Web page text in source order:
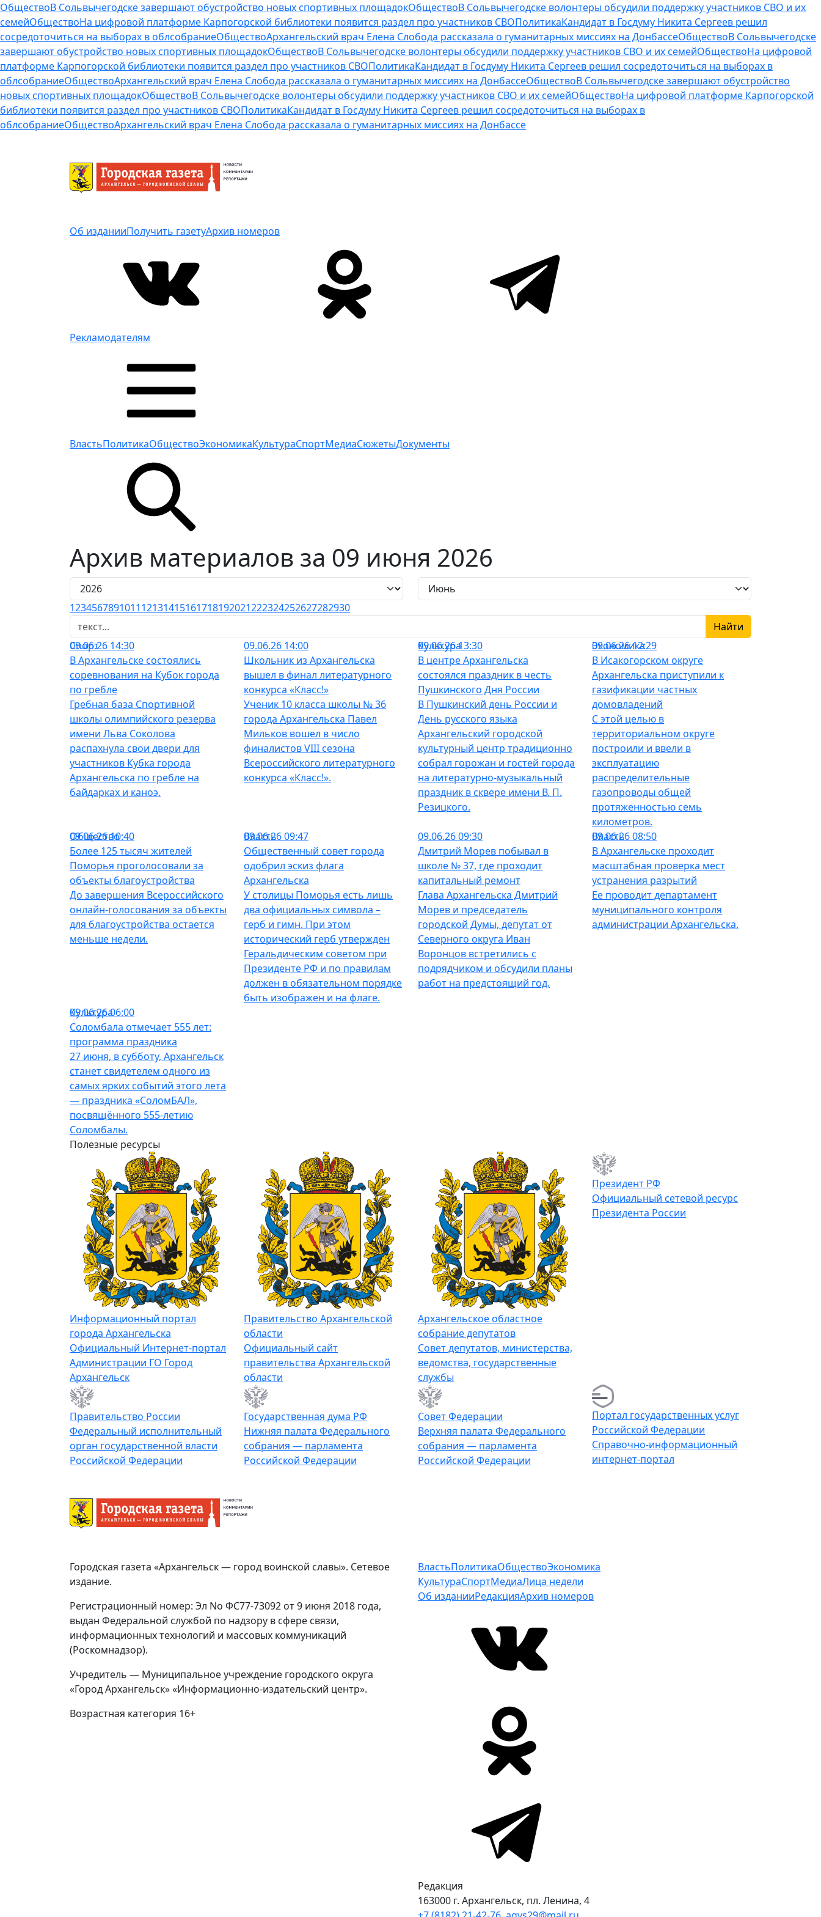
ОбществоВ Сольвычегодске завершают обустройство новых спортивных площадокОбществоВ Сольвычегодске волонтеры обсудили поддержку участников СВО и их
семейОбществоНа цифровой платформе Карпогорской библиотеки появится раздел про участников СВОПолитикаКандидат в Госдуму Никита Сергеев решил
сосредоточиться на выборах в облсобраниеОбществоАрхангельский врач Елена Слобода рассказала о гуманитарных миссиях на ДонбассеОбществоВ Сольвычегодске
завершают обустройство новых спортивных площадокОбществоВ Сольвычегодске волонтеры обсудили поддержку участников СВО и их семейОбществоНа цифровой
платформе Карпогорской библиотеки появится раздел про участников СВОПолитикаКандидат в Госдуму Никита Сергеев решил сосредоточиться на выборах в
облсобраниеОбществоАрхангельский врач Елена Слобода рассказала о гуманитарных миссиях на ДонбассеОбществоВ Сольвычегодске завершают обустройство
новых спортивных площадокОбществоВ Сольвычегодске волонтеры обсудили поддержку участников СВО и их семейОбществоНа цифровой платформе Карпогорской
библиотеки появится раздел про участников СВОПолитикаКандидат в Госдуму Никита Сергеев решил сосредоточиться на выборах в
облсобраниеОбществоАрхангельский врач Елена Слобода рассказала о гуманитарных миссиях на Донбассе
Об изданииПолучить газетуАрхив номеров
Рекламодателям
ВластьПолитикаОбществоЭкономикаКультураСпортМедиаСюжетыДокументы
Архив материалов за 09 июня 2026
123456789101112131415161718192021222324252627282930
Найти
Спорт
09.06.26 14:30
В Архангельске состоялись
соревнования на Кубок города
по гребле
Гребная база Спортивной
школы олимпийского резерва
имени Льва Соколова
распахнула свои двери для
участников Кубка города
Архангельска по гребле на
байдарках и каноэ.
09.06.26 14:00
Школьник из Архангельска
вышел в финал литературного
конкурса «Класс!»
Ученик 10 класса школы № 36
города Архангельска Павел
Мильков вошел в число
финалистов VIII сезона
Всероссийского литературного
конкурса «Класс!».
Культура
09.06.26 13:30
В центре Архангельска
состоялся праздник в честь
Пушкинского Дня России
В Пушкинский день России и
День русского языка
Архангельский городской
культурный центр традиционно
собрал горожан и гостей города
на литературно-музыкальный
праздник в сквере имени В. П.
Резицкого.
Экономика
09.06.26 12:29
В Исакогорском округе
Архангельска приступили к
газификации частных
домовладений
С этой целью в
территориальном округе
построили и ввели в
эксплуатацию
распределительные
газопроводы общей
протяженностью семь
километров.
Общество
09.06.26 10:40
Более 125 тысяч жителей
Поморья проголосовали за
объекты благоустройства
До завершения Всероссийского
онлайн-голосования за объекты
для благоустройства остается
меньше недели.
Власть
09.06.26 09:47
Общественный совет города
одобрил эскиз флага
Архангельска
У столицы Поморья есть лишь
два официальных символа –
герб и гимн. При этом
исторический герб утвержден
Геральдическим советом при
Президенте РФ и по правилам
должен в обязательном порядке
быть изображен и на флаге.
09.06.26 09:30
Дмитрий Морев побывал в
школе № 37, где проходит
капитальный ремонт
Глава Архангельска Дмитрий
Морев и председатель
городской Думы, депутат от
Северного округа Иван
Воронцов встретились с
подрядчиком и обсудили планы
работ на предстоящий год.
Власть
09.06.26 08:50
В Архангельске проходит
масштабная проверка мест
устранения разрытий
Ее проводит департамент
муниципального контроля
администрации Архангельска.
Культура
09.06.26 06:00
Соломбала отмечает 555 лет:
программа праздника
27 июня, в субботу, Архангельск
станет свидетелем одного из
самых ярких событий этого лета
— праздника «СоломБАЛ»,
посвящённого 555-летию
Соломбалы.
Полезные ресурсы
Информационный портал
города Архангельска
Официальный Интернет-портал
Администрации ГО Город
Архангельск
Правительство Архангельской
области
Официальный сайт
правительства Архангельской
области
Архангельское областное
собрание депутатов
Совет депутатов, министерства,
ведомства, государственные
службы
Президент РФ
Официальный сетевой ресурс
Президента России
Правительство России
Федеральный исполнительный
орган государственной власти
Российской Федерации
Государственная дума РФ
Нижняя палата Федерального
собрания — парламента
Российской Федерации
Совет Федерации
Верхняя палата Федерального
собрания — парламента
Российской Федерации
Портал го­су­дар­ствен­ных услуг
Рос­сийс­кой Фе­де­ра­ции
Справочно-информационный
интернет-портал
Городская газета «Архангельск — город воинской славы». Сетевое
издание.
Регистрационный номер: Эл No ФС77-73092 от 9 июня 2018 года,
выдан Федеральной службой по надзору в сфере связи,
информационных технологий и массовых коммуникаций
(Роскомнадзор).
Учредитель — Муниципальное учреждение городского округа
«Город Архангельск» «Информационно-издательский центр».
Возрастная категория 16+
ВластьПолитикаОбществоЭкономика
КультураСпортМедиаЛица недели
Об изданииРедакцияАрхив номеров
Редакция
163000 г. Архангельск, пл. Ленина, 4